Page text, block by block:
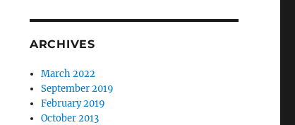
ARCHIVES
March 2022
September 2019
February 2019
October 2013